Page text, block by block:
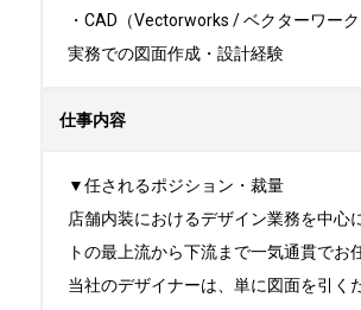
・CAD（Vectorworks / ベクターワー
実務での図面作成・設計経験
仕事内容
▼任されるポジション・裁量
店舗内装におけるデザイン業務を中心
トの最上流から下流まで一気通貫でお
当社のデザイナーは、単に図面を引く